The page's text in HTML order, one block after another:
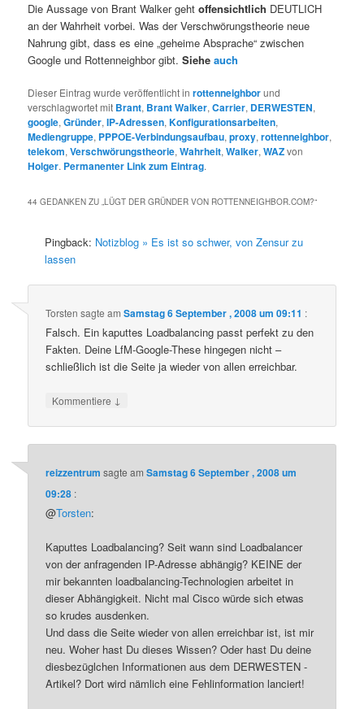
Die Aussage von Brant Walker gehtoffensichtlich DEUTLICH
an der Wahrheit vorbei. Was der Verschwörungstheorie neue
Nahrung gibt, dass es eine „geheime Absprache“ zwischen
Google und Rottenneighbor gibt.Sieheauch
Dieser Eintrag wurde veröffentlicht inrottenneighborund
verschlagwortet mit Brant, Brant Walker,Carrier, DERWESTEN,
google,Gründer,IP-Adressen,Konfigurationsarbeiten,
Mediengruppe, PPPOE-Verbindungsaufbau,proxy,rottenneighbor,
telekom,Verschwörungstheorie,Wahrheit,Walker,WAZvon
Holger. Permanenter Link zum Eintrag.
44 GEDANKEN ZU „LÜGT DER GRÜNDER VON ROTTENNEIGHBOR.COM?“
Pingback: Notizblog » Es ist so schwer, von Zensur zu
lassen
Torsten sagte amSamstag 6 September , 2008 um 09:11 :
Falsch. Ein kaputtes Loadbalancing passt perfekt zu den
Fakten. Deine LfM-Google-These hingegen nicht –
schließlich ist die Seite ja wieder von allen erreichbar.
Kommentiere ↓
reizzentrum sagte amSamstag 6 September , 2008 um
09:28 :
@Torsten:
Kaputtes Loadbalancing? Seit wann sind Loadbalancer
von der anfragenden IP-Adresse abhängig? KEINE der
mir bekannten loadbalancing-Technologien arbeitet in
dieser Abhängigkeit. Nicht mal Cisco würde sich etwas
so krudes ausdenken.
Und dass die Seite wieder von allen erreichbar ist, ist mir
neu. Woher hast Du dieses Wissen? Oder hast Du deine
diesbezüglchen Informationen aus dem DERWESTEN -
Artikel? Dort wird nämlich eine Fehlinformation lanciert!